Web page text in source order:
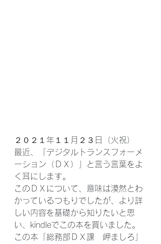
２０２１年１１月２３日（火祝）
最近、「デジタルトランスフォーメ
ーション（ＤＸ）」と言う言葉をよ
く耳にします。
このＤＸについて、意味は漠然とわ
かっているつもりでしたが、より詳
しい内容を基礎から知りたいと思
い、kindleでこの本を買いました。
この本「総務部ＤＸ課　岬ましろ」